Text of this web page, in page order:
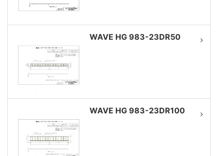
WAVE HG 983-23DR50
WAVE HG 983-23DR100